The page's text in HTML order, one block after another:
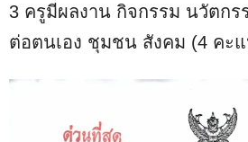
3 ครูมีผลงาน กิจกรรม นวัตก
ต่อตนเอง ชุมชน สังคม (4 คะ